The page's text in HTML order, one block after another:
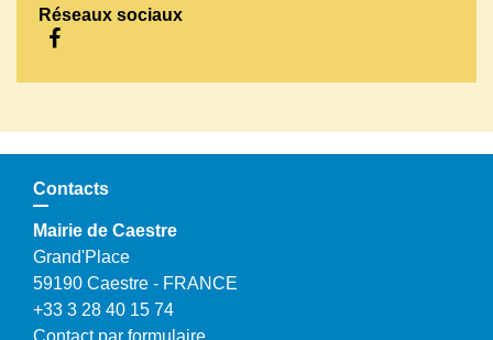
Réseaux sociaux
Contacts
Mairie de Caestre
Grand'Place
59190 Caestre - FRANCE
+33 3 28 40 15 74
Contact par formulaire